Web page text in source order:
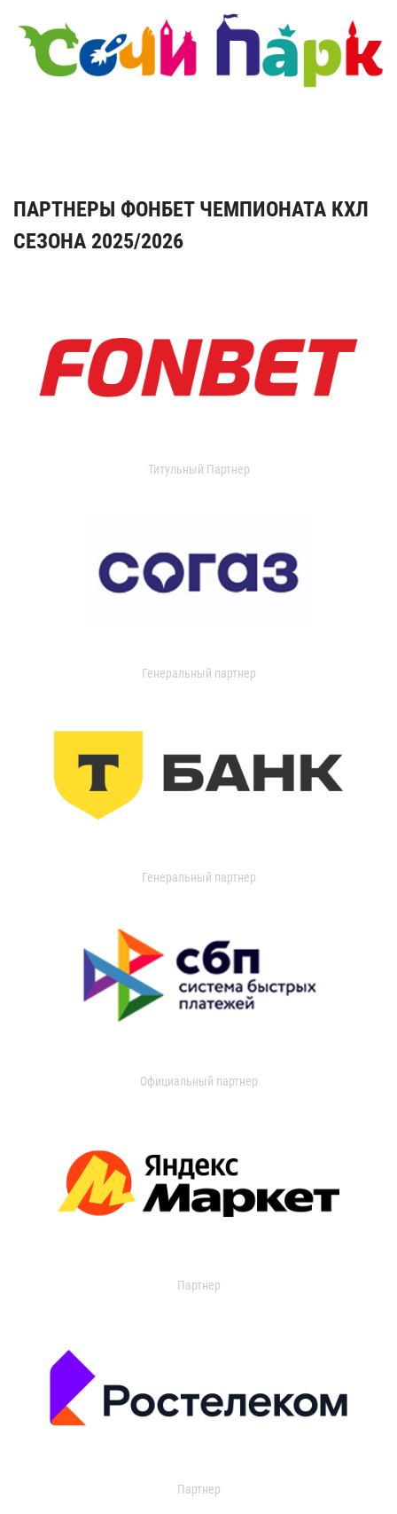
ПАРТНЕРЫ ФОНБЕТ ЧЕМПИОНАТА КХЛ
СЕЗОНА 2025/2026
Титульный Партнер
Генеральный партнер
Генеральный партнер
Официальный партнер
Партнер
Партнер